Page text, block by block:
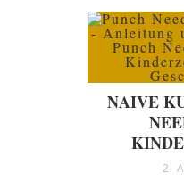
NAIVE
2.